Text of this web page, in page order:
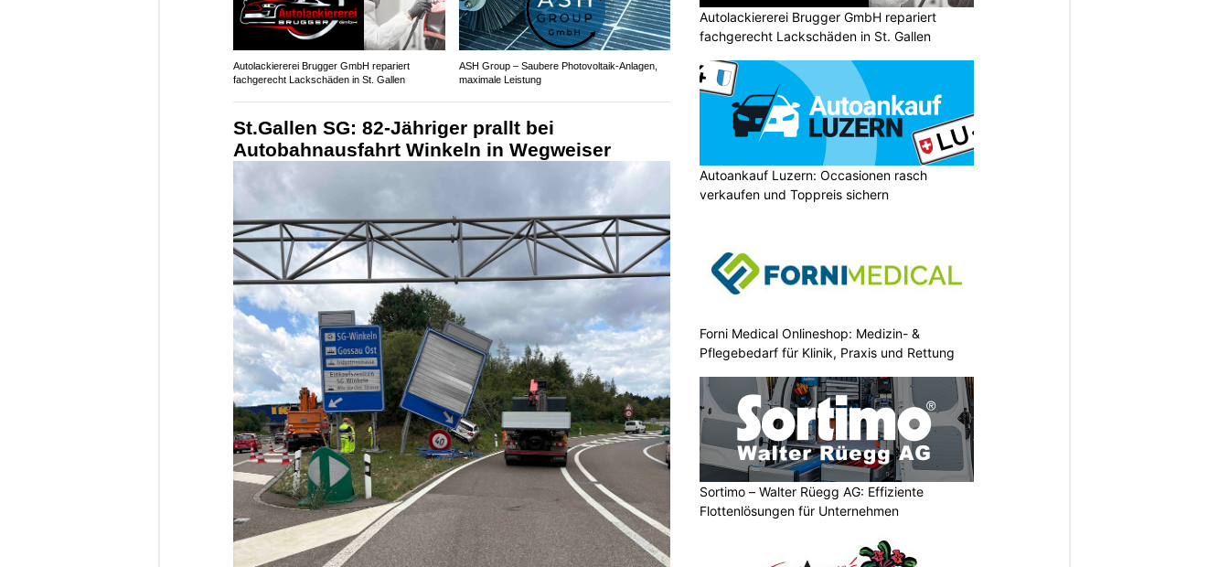
Autolackiererei Brugger GmbH repariert
fachgerecht Lackschäden in St. Gallen
ASH Group – Saubere Photovoltaik-Anlagen,
maximale Leistung
St.Gallen SG: 82-Jähriger prallt bei
Autobahnausfahrt Winkeln in Wegweiser
Autolackiererei Brugger GmbH repariert
fachgerecht Lackschäden in St. Gallen
Autoankauf Luzern: Occasionen rasch
verkaufen und Toppreis sichern
Forni Medical Onlineshop: Medizin- &
Pflegebedarf für Klinik, Praxis und Rettung
Sortimo – Walter Rüegg AG: Effiziente
Flottenlösungen für Unternehmen